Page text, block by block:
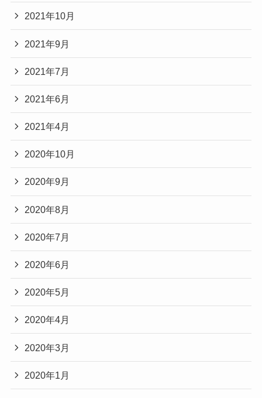
2021年10月
2021年9月
2021年7月
2021年6月
2021年4月
2020年10月
2020年9月
2020年8月
2020年7月
2020年6月
2020年5月
2020年4月
2020年3月
2020年1月